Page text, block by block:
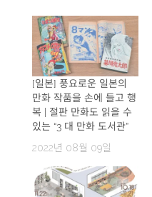
[일본] 풍요로운 일본의
만화 작품을 손에 들고 행
복 | 절판 만화도 읽을 수
있는 “3 대 만화 도서관”
2022년 08월 09일